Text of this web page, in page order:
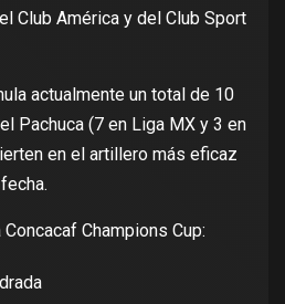
Club América y del Club Sport
actualmente un total de 10
Pachuca (7 en Liga MX y 3 en
en el artillero más eficaz
.
Champions Cup: